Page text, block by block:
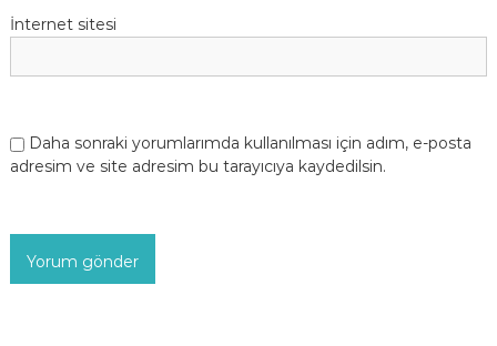
İnternet sitesi
Daha sonraki yorumlarımda kullanılması için adım, e-posta
adresim ve site adresim bu tarayıcıya kaydedilsin.